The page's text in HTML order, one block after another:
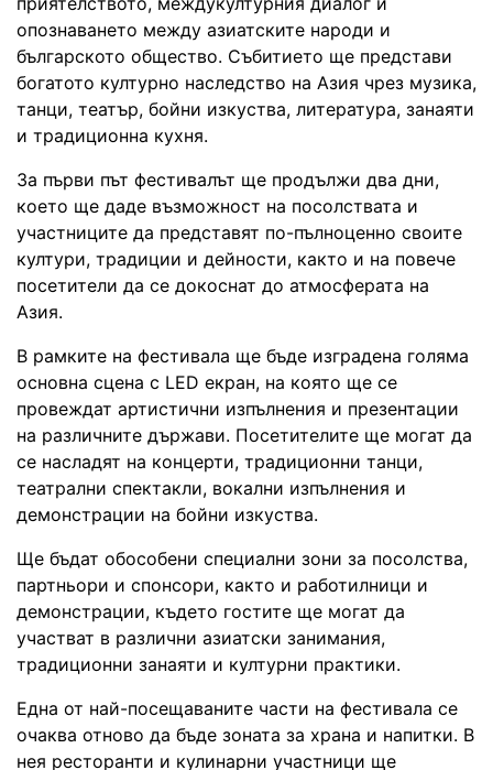
опознаването между азиатските народи и
българското общество. Събитието ще представи
богатото културно наследство на Азия чрез музика,
танци, театър, бойни изкуства, литература, занаяти
и традиционна кухня.
За първи път фестивалът ще продължи два дни,
което ще даде възможност на посолствата и
участниците да представят по-пълноценно своите
култури, традиции и дейности, както и на повече
посетители да се докоснат до атмосферата на
Азия.
В рамките на фестивала ще бъде изградена голяма
основна сцена с LED екран, на която ще се
провеждат артистични изпълнения и презентации
на различните държави. Посетителите ще могат да
се насладят на концерти, традиционни танци,
театрални спектакли, вокални изпълнения и
демонстрации на бойни изкуства.
Ще бъдат обособени специални зони за посолства,
партньори и спонсори, както и работилници и
демонстрации, където гостите ще могат да
участват в различни азиатски занимания,
традиционни занаяти и културни практики.
Една от най-посещаваните части на фестивала се
очаква отново да бъде зоната за храна и напитки. В
нея ресторанти и кулинарни участници ще